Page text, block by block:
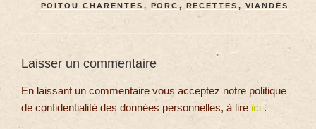
POITOU CHARENTES , PORC , RECETTES , VIANDES
Laisser un commentaire
En laissant un commentaire vous acceptez notre politique
de confidentialité des données personnelles, à lire ici .